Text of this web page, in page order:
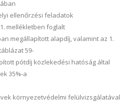
ellenőrzési feladatok
mellékletben foglalt
megállapított alapdíj, valamint az 1.
59-
pótdíj közlekedési hatóság által
35%-a
környezetvédelmi felülvizsgálatával